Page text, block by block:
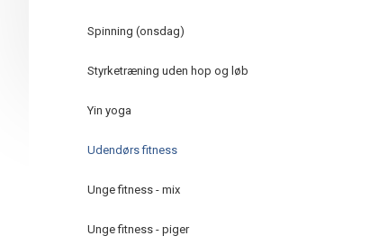
Spinning (onsdag)
Styrketræning uden hop og løb
Yin yoga
Udendørs fitness
Unge fitness - mix
Unge fitness - piger